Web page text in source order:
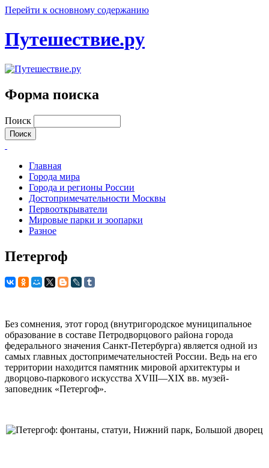
Перейти к основному содержанию
Путешествие.ру
Форма поиска
Поиск
Главная
Города мира
Города и регионы России
Достопримечательности Москвы
Первооткрыватели
Мировые парки и зоопарки
Разное
Петергоф
Без сомнения, этот город (внутригородское муниципальное
образование в составе Петродворцового района города
федерального значения Санкт-Петербурга) является одной из
самых главных достопримечательностей России. Ведь на его
территории находится памятник мировой архитектуры и
дворцово-паркового искусства XVIII—XIX вв. музей-
заповедник «Петергоф».